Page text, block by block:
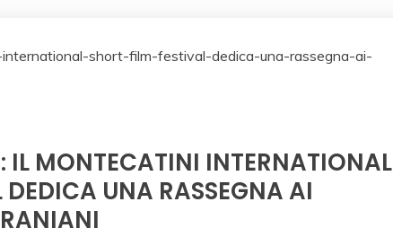
IL MONTECATINI INTERNATIONAL
DEDICA UNA RASSEGNA AI